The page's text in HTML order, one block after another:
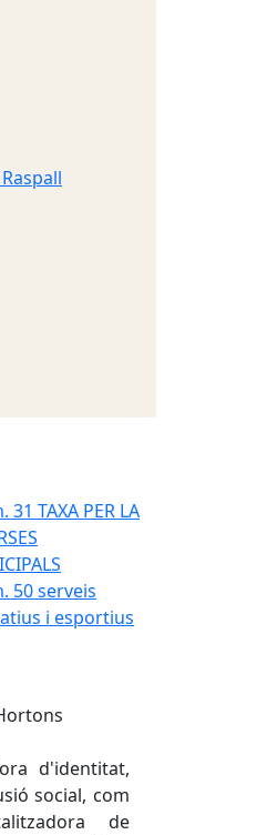
TAXA PER LA
50 serveis
i esportius
d'identitat,
social, com
de